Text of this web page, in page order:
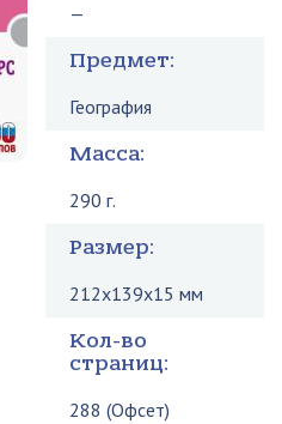
—
Предмет:
География
Масса:
290 г.
Размер:
212x139x15 мм
Кол-во
страниц:
288 (Офсет)